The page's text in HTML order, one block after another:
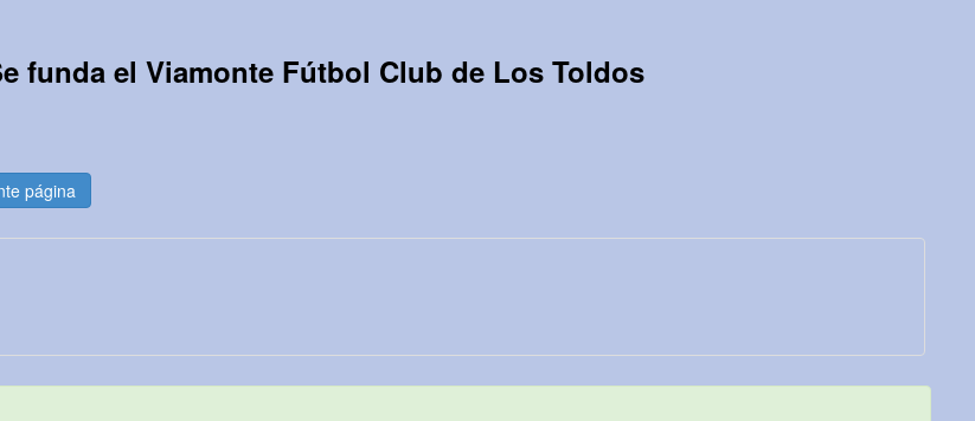
funda el Viamonte Fútbol Club de Los Toldos
página